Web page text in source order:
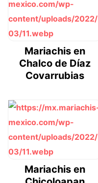
Mariachis en
Chalco de Díaz
Covarrubias
Mariachis en